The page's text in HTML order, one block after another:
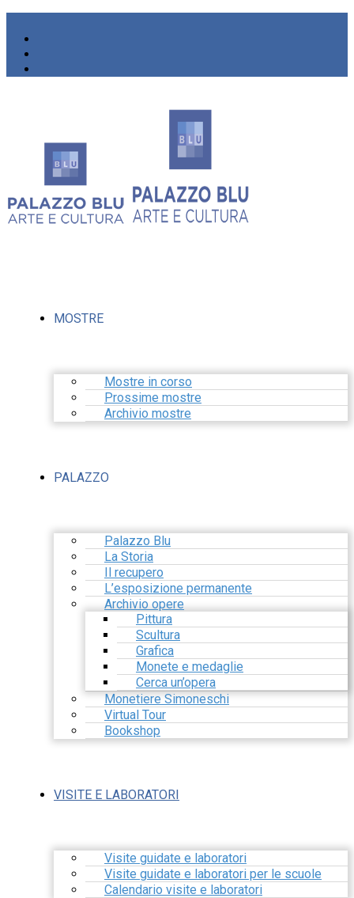
MOSTRE
Mostre in corso
Prossime mostre
Archivio mostre
PALAZZO
Palazzo Blu
La Storia
Il recupero
L’esposizione permanente
Archivio opere
Pittura
Scultura
Grafica
Monete e medaglie
Cerca un’opera
Monetiere Simoneschi
Virtual Tour
Bookshop
VISITE E LABORATORI
Visite guidate e laboratori
Visite guidate e laboratori per le scuole
Calendario visite e laboratori